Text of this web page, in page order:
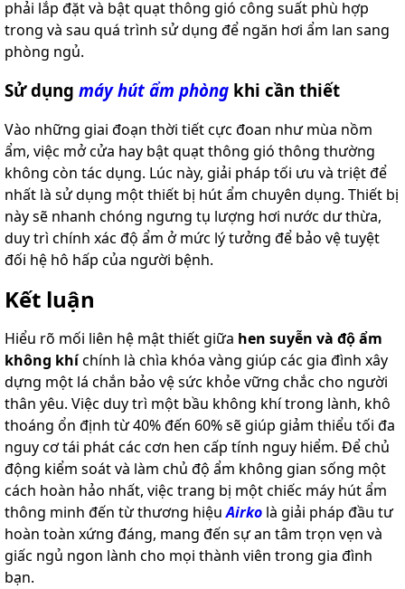
phải lắp đặt và bật quạt thông gió công suất phù hợp
trong và sau quá trình sử dụng để ngăn hơi ẩm lan sang
phòng ngủ.
Sử dụng máy hút ẩm phòng khi cần thiết
Vào những giai đoạn thời tiết cực đoan như mùa nồm
ẩm, việc mở cửa hay bật quạt thông gió thông thường
không còn tác dụng. Lúc này, giải pháp tối ưu và triệt để
nhất là sử dụng một thiết bị hút ẩm chuyên dụng. Thiết bị
này sẽ nhanh chóng ngưng tụ lượng hơi nước dư thừa,
duy trì chính xác độ ẩm ở mức lý tưởng để bảo vệ tuyệt
đối hệ hô hấp của người bệnh.
Kết luận
Hiểu rõ mối liên hệ mật thiết giữa hen suyễn và độ ẩm
không khíchính là chìa khóa vàng giúp các gia đình xây
dựng một lá chắn bảo vệ sức khỏe vững chắc cho người
thân yêu. Việc duy trì một bầu không khí trong lành, khô
thoáng ổn định từ 40% đến 60% sẽ giúp giảm thiểu tối đa
nguy cơ tái phát các cơn hen cấp tính nguy hiểm. Để chủ
động kiểm soát và làm chủ độ ẩm không gian sống một
cách hoàn hảo nhất, việc trang bị một chiếc máy hút ẩm
thông minh đến từ thương hiệuAirko là giải pháp đầu tư
hoàn toàn xứng đáng, mang đến sự an tâm trọn vẹn và
giấc ngủ ngon lành cho mọi thành viên trong gia đình
bạn.